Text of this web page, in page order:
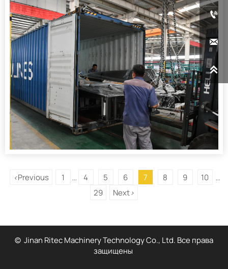
<Previous 1 ... 4 5 6 7 8 9 10 ...
29 Next>
© Jinan Ritec Machinery Technology Co., Ltd. Все права
защищены


